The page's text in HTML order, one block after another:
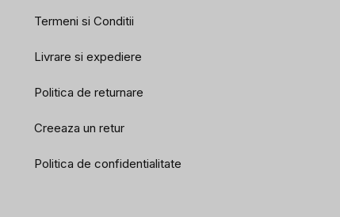
Termeni si Conditii
Livrare si expediere
Politica de returnare
Creeaza un retur
Politica de confidentialitate